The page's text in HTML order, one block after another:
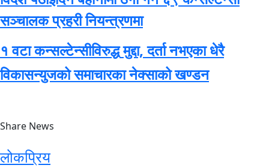
सञ्चालक प्रहरी नियन्त्रणमा
१ वटा कन्सल्टेन्सीविरुद्ध मुद्दा, दर्ता नभएका धेरै
विकासन्युजको समाचारका नेक्साको खण्डन
Share News
लोकप्रिय